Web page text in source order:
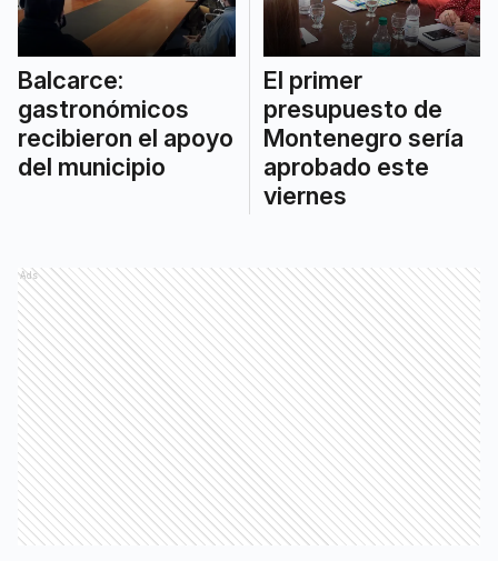
Balcarce:
gastronómicos
recibieron el apoyo
del municipio
El primer
presupuesto de
Montenegro sería
aprobado este
viernes
Ads